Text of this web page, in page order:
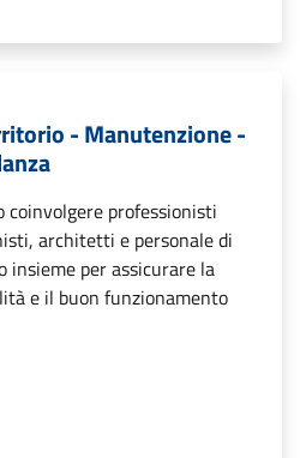
- Manutenzione -
coinvolgere professionisti
architetti e personale di
insieme per assicurare la
e il buon funzionamento